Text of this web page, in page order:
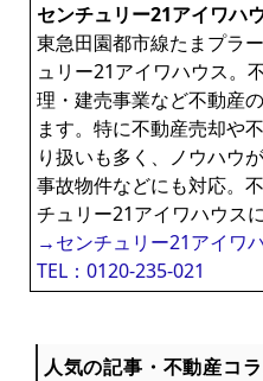
センチュリー21アイワハ
東急田園都市線たまプラ
ュリー21アイワハウス。
理・建売事業など不動産
ます。特に不動産売却や
り扱いも多く、ノウハウ
事故物件などにも対応。
チュリー21アイワハウス
→センチュリー21アイワ
TEL：0120-235-021
人気の記事・不動産コ